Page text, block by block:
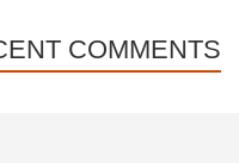
COMMENTS